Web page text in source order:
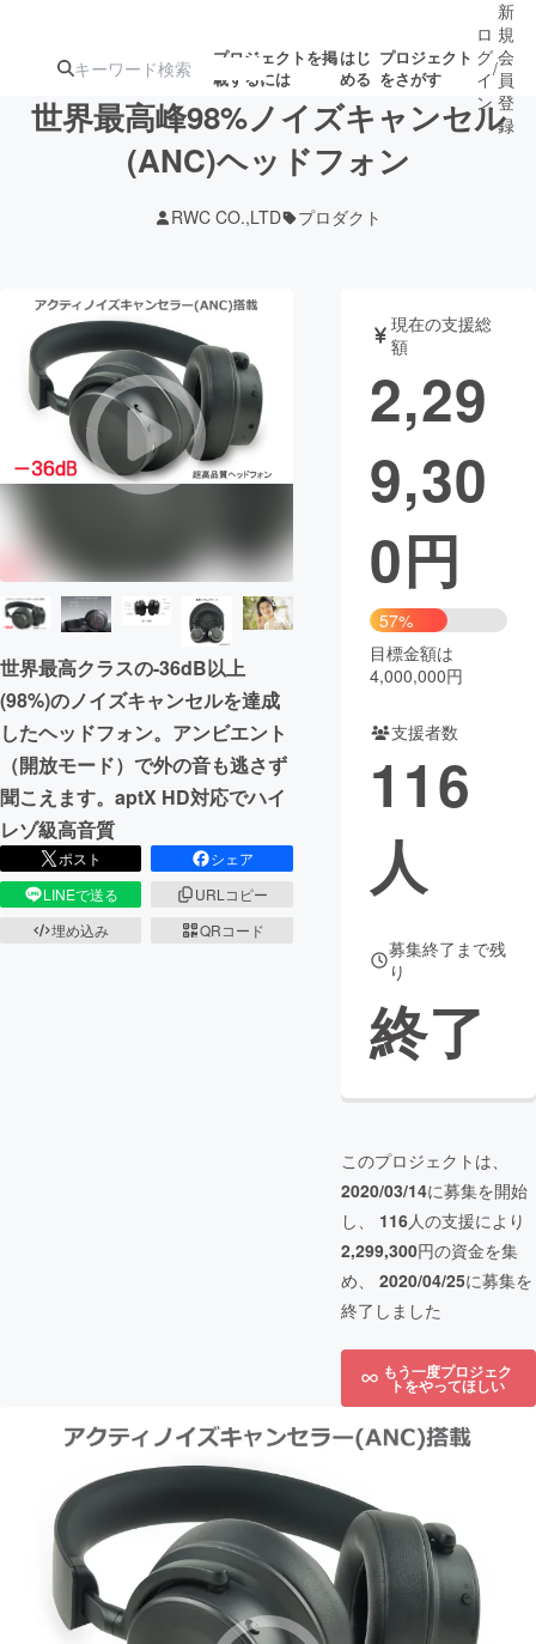
プロジェクトを掲
載するには
はじ
める
プロジェクト
をさがす
ジェクト
募集終了が近いプ
ロジェクト
アート・写真 音楽
テクノロジー・ガジェット ゲーム・サ
映像・映画
まちづくり・地域活性化
CAMPFIRE for Social Good
CAMPFIRE Creation
CAMPFIREふるさと納税machi-ya コミュニティ
ロ
グ
イ
ン
/
新
規
会
員
登
録
世界最高峰98%ノイズキャンセル
(ANC)ヘッドフォン
RWC CO.,LTD プロダクト
世界最高クラスの-36dB以上
(98%)のノイズキャンセルを達成
したヘッドフォン。アンビエント
（開放モード）で外の音も逃さず
聞こえます。aptX HD対応でハイ
レゾ級高音質
ポスト
シェア
LINEで送る
URLコピー
埋め込み
QRコード
現在の支援総
額
2,29
9,30
0円
57%
目標金額は
4,000,000円
支援者数
116
人
募集終了まで残
り
終了
このプロジェクトは、
2020/03/14に募集を開始
し、 116人の支援により
2,299,300円の資金を集
め、 2020/04/25に募集を
終了しました
もう一度プロジェク
トをやってほしい